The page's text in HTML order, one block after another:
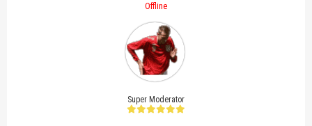
Offline
Super Moderator